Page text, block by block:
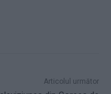
Articolul următor